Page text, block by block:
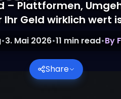
– Plattformen,
Ihr Geld wirklich wert
•3. Mai 2026•11 min read•By
Share